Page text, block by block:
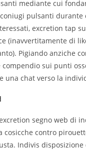
mediante cui
pulsanti durante
excretion tap
(inavvertitamente di
Pigiando anziche
sui punti
una chat verso la
segno web di
cosicche contro
Indivis